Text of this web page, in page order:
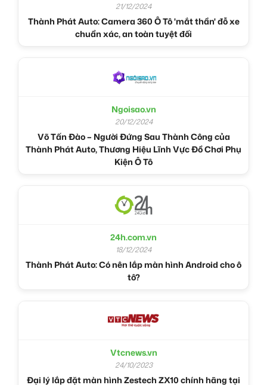
21/12/2024
Thành Phát Auto: Camera 360 Ô Tô 'mắt thần' đỗ xe
chuẩn xác, an toàn tuyệt đối
Ngoisao.vn
20/12/2024
Võ Tấn Đào – Người Đứng Sau Thành Công của
Thành Phát Auto, Thương Hiệu Lĩnh Vực Đồ Chơi Phụ
Kiện Ô Tô
24h.com.vn
18/12/2024
Thành Phát Auto: Có nên lắp màn hình Android cho ô
tô?
Vtcnews.vn
24/10/2023
Đại lý lắp đặt màn hình Zestech ZX10 chính hãng tại